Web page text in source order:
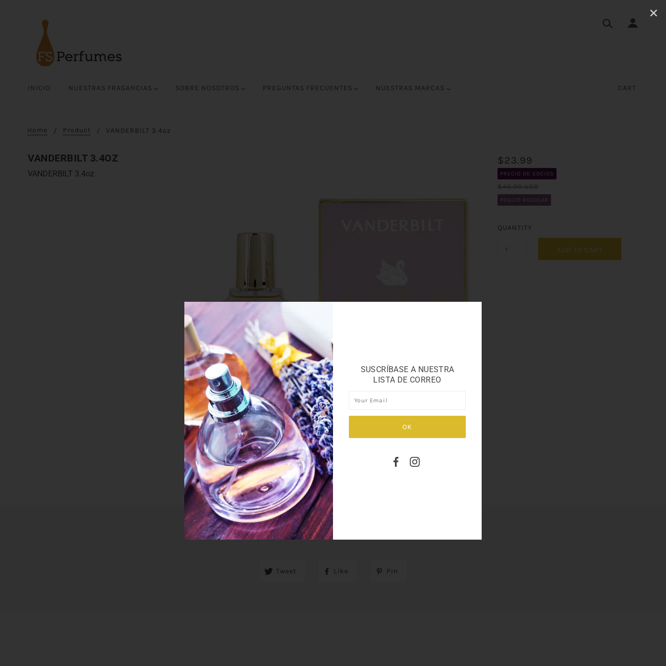
INICIO NUESTRAS FRAGANCIAS SOBRE NOSOTROS PREGUNTAS FRECUENTES NUESTRAS MARCAS CART
Home Product VANDERBILT 3.4oz
VANDERBILT 3.4OZ $23.99
PRECIO DE SOCIOS
$45.00 USD
PRECIO REGULAR
QUANTITY
ADD TO CART
VANDERBILT 3.4oz
SHARE THIS
Tweet Like Pin
✕
SUSCRÍBASE A NUESTRA
LISTA DE CORREO